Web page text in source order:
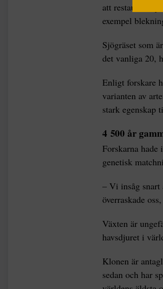
att restaurera
exempel
Sjögräset som
det vanliga 20,
Enligt forskare
varianten av
stark egenskap
4 500 år
Forskarna
genetisk
– Vi insåg snart
överraskade
Växten är
havsdjuret i
Klonen är
sedan och har